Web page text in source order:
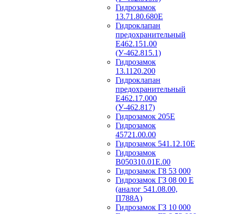
Гидрозамок
13.71.80.680Е
Гидроклапан
предохранительный
Е462.151.00
(У-462.815.1)
Гидрозамок
13.1120.200
Гидроклапан
предохранительный
Е462.17.000
(У-462.817)
Гидрозамок 205Е
Гидрозамок
45721.00.00
Гидрозамок 541.12.10Е
Гидрозамок
В050310.01Е.00
Гидрозамок Г8 53 000
Гидрозамок ГЗ 08 00 Е
(аналог 541.08.00,
П788А)
Гидрозамок ГЗ 10 000